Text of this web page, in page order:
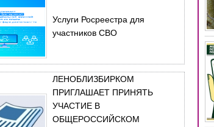
Услуги Росреестра для
участников СВО
ЛЕНОБЛИЗБИРКОМ
ПРИГЛАШАЕТ ПРИНЯТЬ
УЧАСТИЕ В
ОБЩЕРОССИЙСКОМ